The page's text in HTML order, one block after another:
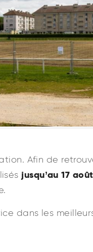
Afin de
jusqu’au 17 août
dans les